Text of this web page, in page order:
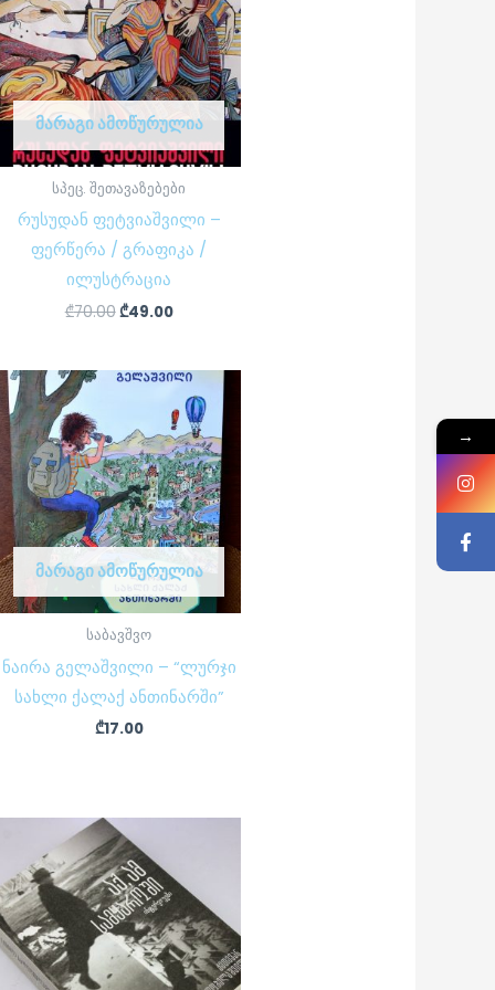
ᲛᲐᲠᲐᲒᲘ ᲐᲛᲝᲬᲣᲠᲣᲚᲘᲐ
სპეც. შეთავაზებები
რუსუდან ფეტვიაშვილი –
ფერწერა / გრაფიკა /
ილუსტრაცია
₾70.00₾49.00
ᲛᲐᲠᲐᲒᲘ ᲐᲛᲝᲬᲣᲠᲣᲚᲘᲐ
საბავშვო
ნაირა გელაშვილი – “ლურჯი
სახლი ქალაქ ანთინარში”
₾17.00
→